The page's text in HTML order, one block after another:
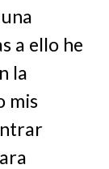
a ello he
la
mis